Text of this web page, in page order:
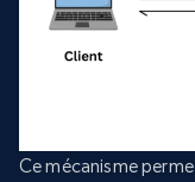
Ce mécanisme